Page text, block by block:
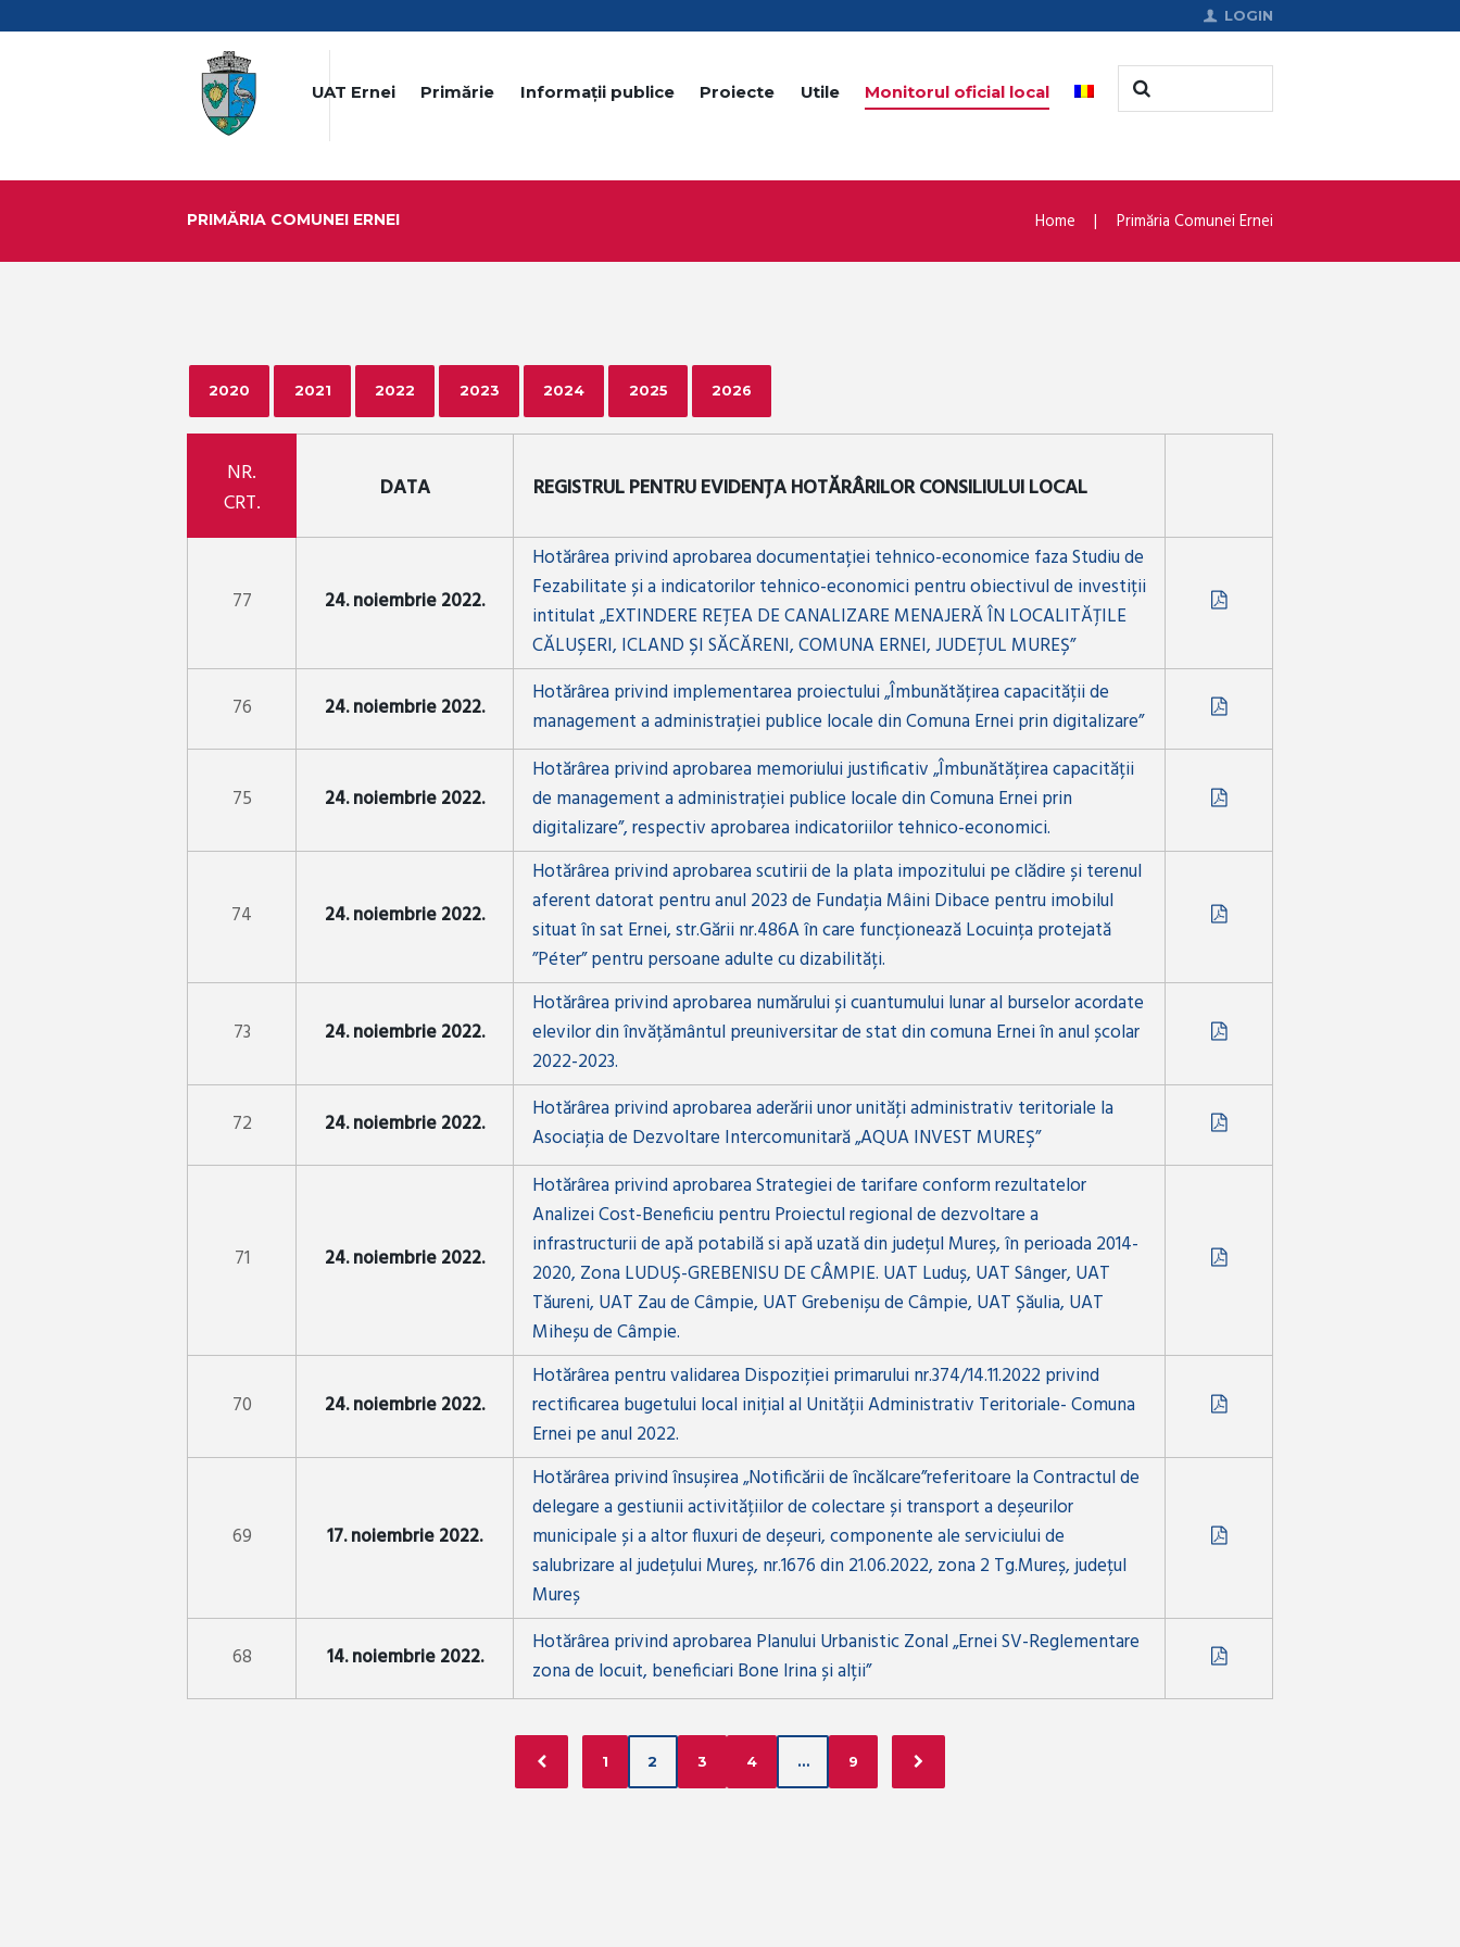
LOGIN
UAT Ernei Primărie Informații publice Proiecte Utile Monitorul oficial local
PRIMĂRIA COMUNEI ERNEI Home Primăria Comunei Ernei
2020 2021 2022 2023 2024 2025 2026
NR.
CRT.
DATA REGISTRUL PENTRU EVIDENȚA HOTĂRÂRILOR CONSILIULUI LOCAL
77 24. noiembrie 2022.
Hotărârea privind aprobarea documentației tehnico-economice faza Studiu de
Fezabilitate și a indicatorilor tehnico-economici pentru obiectivul de investiții
intitulat „EXTINDERE REȚEA DE CANALIZARE MENAJERĂ ÎN LOCALITĂȚILE
CĂLUȘERI, ICLAND ȘI SĂCĂRENI, COMUNA ERNEI, JUDEȚUL MUREȘ”
76 24. noiembrie 2022.
Hotărârea privind implementarea proiectului „Îmbunătățirea capacității de
management a administrației publice locale din Comuna Ernei prin digitalizare”
75 24. noiembrie 2022.
Hotărârea privind aprobarea memoriului justificativ „Îmbunătățirea capacității
de management a administrației publice locale din Comuna Ernei prin
digitalizare”, respectiv aprobarea indicatoriilor tehnico-economici.
74 24. noiembrie 2022.
Hotărârea privind aprobarea scutirii de la plata impozitului pe clădire și terenul
aferent datorat pentru anul 2023 de Fundația Mâini Dibace pentru imobilul
situat în sat Ernei, str.Gării nr.486A în care funcționează Locuința protejată
”Péter” pentru persoane adulte cu dizabilități.
73 24. noiembrie 2022.
Hotărârea privind aprobarea numărului și cuantumului lunar al burselor acordate
elevilor din învățământul preuniversitar de stat din comuna Ernei în anul școlar
2022-2023.
72 24. noiembrie 2022.
Hotărârea privind aprobarea aderării unor unităţi administrativ teritoriale la
Asociaţia de Dezvoltare Intercomunitară „AQUA INVEST MUREŞ”
71 24. noiembrie 2022.
Hotărârea privind aprobarea Strategiei de tarifare conform rezultatelor
Analizei Cost-Beneficiu pentru Proiectul regional de dezvoltare a
infrastructurii de apă potabilă si apă uzată din județul Mureș, în perioada 2014-
2020, Zona LUDUȘ-GREBENISU DE CÂMPIE. UAT Luduș, UAT Sânger, UAT
Tăureni, UAT Zau de Câmpie, UAT Grebenișu de Câmpie, UAT Șăulia, UAT
Miheșu de Câmpie.
70 24. noiembrie 2022.
Hotărârea pentru validarea Dispoziției primarului nr.374/14.11.2022 privind
rectificarea bugetului local inițial al Unității Administrativ Teritoriale- Comuna
Ernei pe anul 2022.
69 17. noiembrie 2022.
Hotărârea privind însușirea „Notificării de încălcare”referitoare la Contractul de
delegare a gestiunii activitățiilor de colectare și transport a deșeurilor
municipale și a altor fluxuri de deșeuri, componente ale serviciului de
salubrizare al județului Mureș, nr.1676 din 21.06.2022, zona 2 Tg.Mureș, județul
Mureș
68 14. noiembrie 2022.
Hotărârea privind aprobarea Planului Urbanistic Zonal „Ernei SV-Reglementare
zona de locuit, beneficiari Bone Irina și alții”
1 2 3 4 … 9